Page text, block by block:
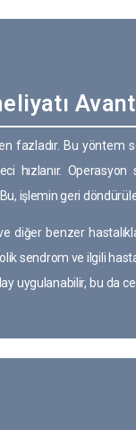
fazladır. Bu yöntem
Operasyon
işlemin geri
diğer benzer
sendrom ve ilgili
uygulanabilir, bu da